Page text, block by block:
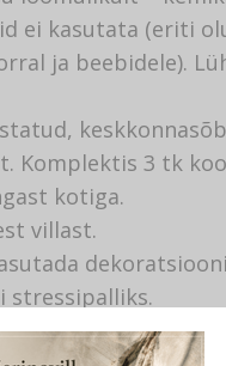
ei kasutata (eriti
ja beebidele).
Komplektis 3 tk
kotiga.
villast.
stressipalliks.